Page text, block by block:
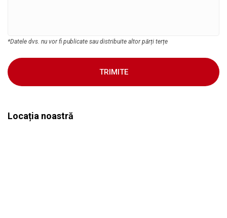
*Datele dvs. nu vor fi publicate sau distribuite altor părți terțe
TRIMITE
Locația noastră